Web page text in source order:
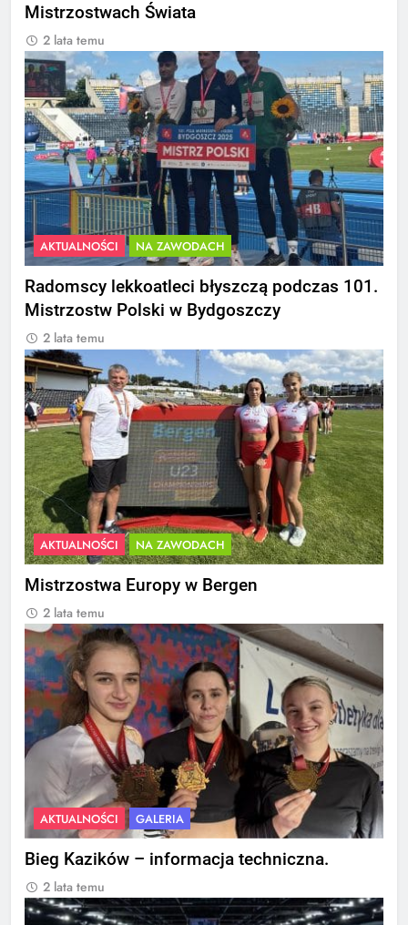
Mistrzostwach Świata
2 lata temu
AKTUALNOŚCI NA ZAWODACH
Radomscy lekkoatleci błyszczą podczas 101.
Mistrzostw Polski w Bydgoszczy
2 lata temu
AKTUALNOŚCI NA ZAWODACH
Mistrzostwa Europy w Bergen
2 lata temu
AKTUALNOŚCI GALERIA
Bieg Kazików – informacja techniczna.
2 lata temu